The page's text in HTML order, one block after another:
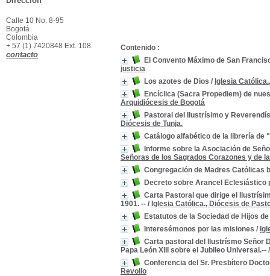
Contenido :
El Convento Máximo de San
justicia
Los azotes de Dios / Iglesia
Encíclica (Sacra Propediem) de
Arquidiócesis de Bogotá
Pastoral del Ilustrísimo y
Diócesis de Tunja.
Catálogo alfabético de la librería de
Informe sobre la Asociación de
Señoras de los Sagrados Corazones y de
Congregación de Madres Católicas
Decreto sobre Arancel Eclesiástico
Carta Pastoral que dirige el
1901. -- / Iglesia Católica., Diócesis de
Estatutos de la Sociedad de Hijos
Interesémonos por las misiones /
Carta pastoral del Ilustrísmo Señor
Papa León XIII sobre el Jubileo Universal.--
Conferencia del Sr. Presbítero
Revollo
Calle 10 No. 8-95
Bogotá
Colombia
+ 57 (1) 7420848 Ext. 108
contacto